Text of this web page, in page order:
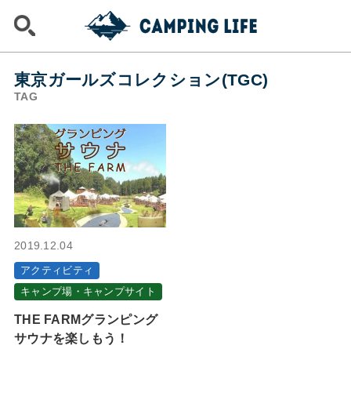
東京ガールズコレクション(TGC)
TAG
2019.12.04
アクティビティ
キャンプ場・キャンプサイト
THE FARMグランピング
サウナを楽しもう！